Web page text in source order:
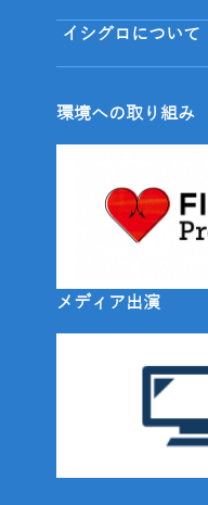
イシグロについて
環境への取り組み
メディア出演